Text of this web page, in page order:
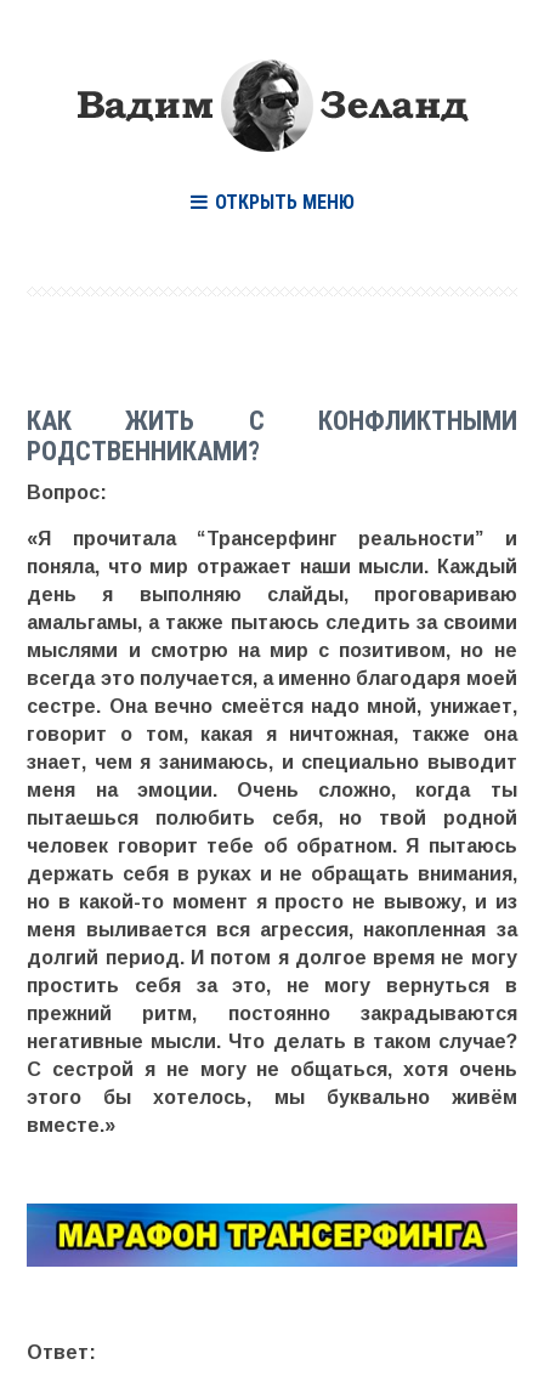
ОТКРЫТЬ МЕНЮ
КАК ЖИТЬ С КОНФЛИКТНЫМИ
РОДСТВЕННИКАМИ?
Вопрос:
«Я прочитала “Трансерфинг реальности” и
поняла, что мир отражает наши мысли. Каждый
день я выполняю слайды, проговариваю
амальгамы, а также пытаюсь следить за своими
мыслями и смотрю на мир с позитивом, но не
всегда это получается, а именно благодаря моей
сестре. Она вечно смеётся надо мной, унижает,
говорит о том, какая я ничтожная, также она
знает, чем я занимаюсь, и специально выводит
меня на эмоции. Очень сложно, когда ты
пытаешься полюбить себя, но твой родной
человек говорит тебе об обратном. Я пытаюсь
держать себя в руках и не обращать внимания,
но в какой-то момент я просто не вывожу, и из
меня выливается вся агрессия, накопленная за
долгий период. И потом я долгое время не могу
простить себя за это, не могу вернуться в
прежний ритм, постоянно закрадываются
негативные мысли. Что делать в таком случае?
С сестрой я не могу не общаться, хотя очень
этого бы хотелось, мы буквально живём
вместе.»
Ответ: